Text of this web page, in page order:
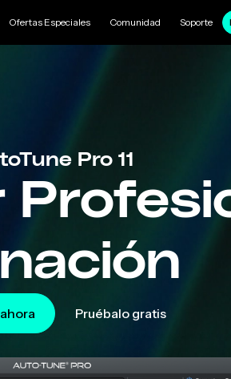
Ofertas Especiales Comunidad Soporte
Pro 11
Pruébalo gratis